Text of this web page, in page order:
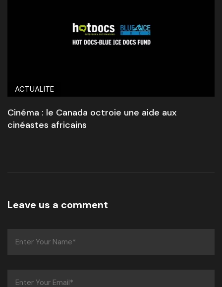
ACTUALITE
Cinéma : le Canada octroie une aide aux
cinéastes africains
Leave us a comment